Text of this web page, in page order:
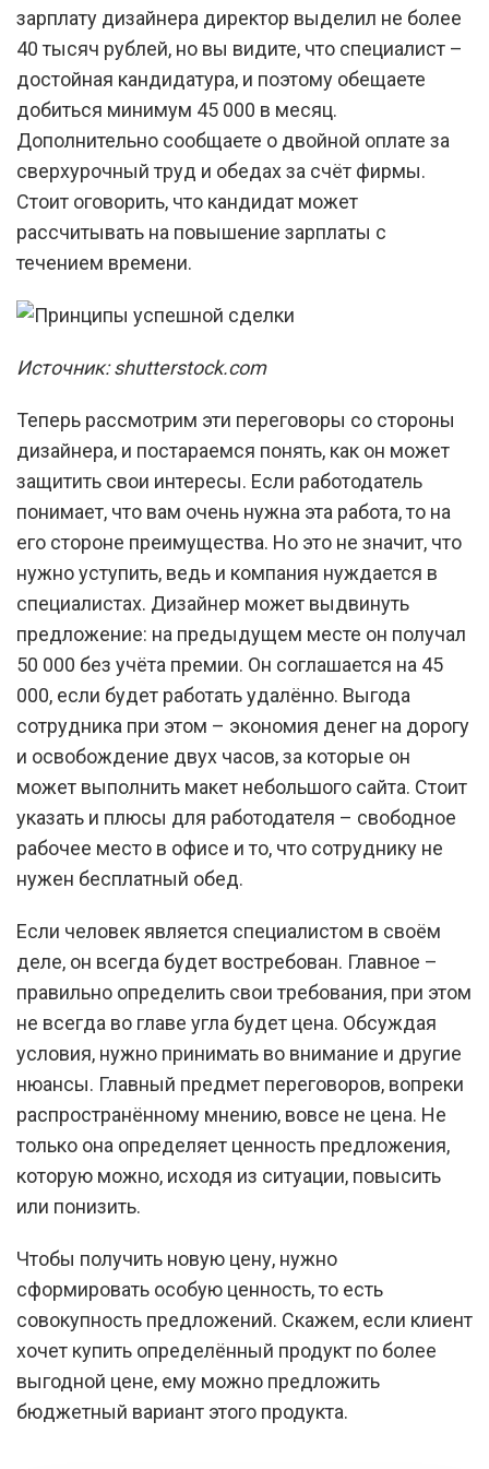
зарплату дизайнера директор выделил не более
40 тысяч рублей, но вы видите, что специалист –
достойная кандидатура, и поэтому обещаете
добиться минимум 45 000 в месяц.
Дополнительно сообщаете о двойной оплате за
сверхурочный труд и обедах за счёт фирмы.
Стоит оговорить, что кандидат может
рассчитывать на повышение зарплаты с
течением времени.
Источник: shutterstock.com
Теперь рассмотрим эти переговоры со стороны
дизайнера, и постараемся понять, как он может
защитить свои интересы. Если работодатель
понимает, что вам очень нужна эта работа, то на
его стороне преимущества. Но это не значит, что
нужно уступить, ведь и компания нуждается в
специалистах. Дизайнер может выдвинуть
предложение: на предыдущем месте он получал
50 000 без учёта премии. Он соглашается на 45
000, если будет работать удалённо. Выгода
сотрудника при этом – экономия денег на дорогу
и освобождение двух часов, за которые он
может выполнить макет небольшого сайта. Стоит
указать и плюсы для работодателя – свободное
рабочее место в офисе и то, что сотруднику не
нужен бесплатный обед.
Если человек является специалистом в своём
деле, он всегда будет востребован. Главное –
правильно определить свои требования, при этом
не всегда во главе угла будет цена. Обсуждая
условия, нужно принимать во внимание и другие
нюансы. Главный предмет переговоров, вопреки
распространённому мнению, вовсе не цена. Не
только она определяет ценность предложения,
которую можно, исходя из ситуации, повысить
или понизить.
Чтобы получить новую цену, нужно
сформировать особую ценность, то есть
совокупность предложений. Скажем, если клиент
хочет купить определённый продукт по более
выгодной цене, ему можно предложить
бюджетный вариант этого продукта.